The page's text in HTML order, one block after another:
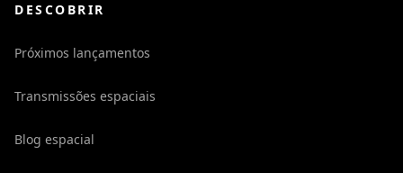
DESCOBRIR
Próximos lançamentos
Transmissões espaciais
Blog espacial